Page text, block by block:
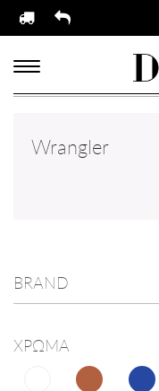
Wrangler
BRAND
ΧΡΩΜΑ